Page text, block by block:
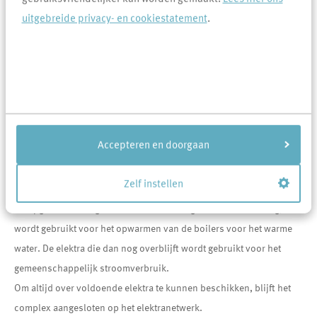
uitgebreide privacy- en cookiestatement.
Accepteren en doorgaan
Zelf instellen
panelen, drie warmtepompen en bufferzakken. PVT panelen zijn
panelen die elektriciteit én warmwater opwekken voor de
collectieve verwarmingsinstallatie. Opgewekte warmte die niet
direct gebruikt wordt, wordt opgeslagen in bufferzakken die in de
kruipruimte van het complex liggen.
wordt gebruikt voor het opwarmen van de boilers voor het warme
water. De elektra die dan nog overblijft wordt gebruikt voor het
gemeenschappelijk stroomverbruik.
Om altijd over voldoende elektra te kunnen beschikken, blijft het
complex aangesloten op het elektranetwerk.